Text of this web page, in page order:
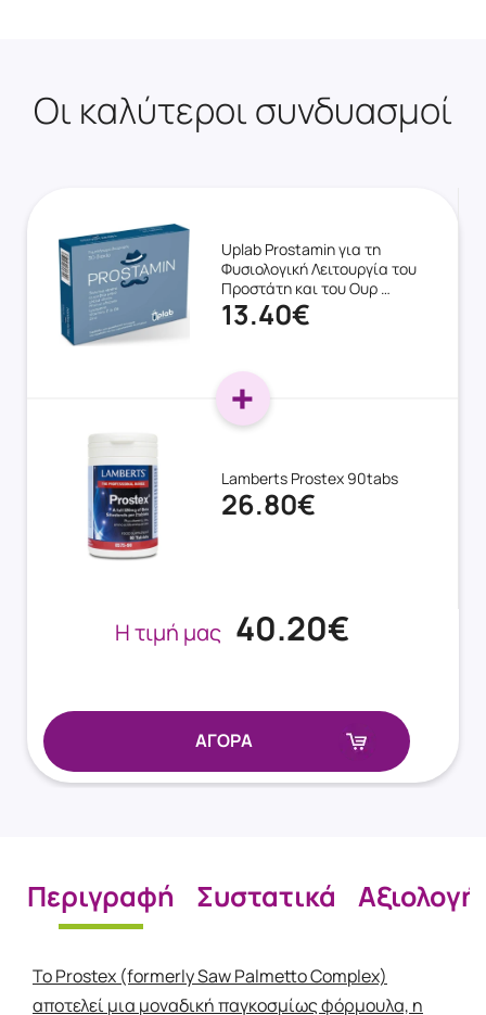
Οι καλύτεροι συνδυασμοί
Uplab Prostamin για τη
Φυσιολογική Λειτουργία του
Προστάτη και του Ουρ …
13.40€
Lamberts Prostex 90tabs
26.80€
Η τιμή μας 40.20€
ΑΓΟΡΑ
Περιγραφή Συστατικά
Το Prostex (formerly Saw Palmetto Complex)
αποτελεί μια μοναδική παγκοσμίως φόρμουλα, η